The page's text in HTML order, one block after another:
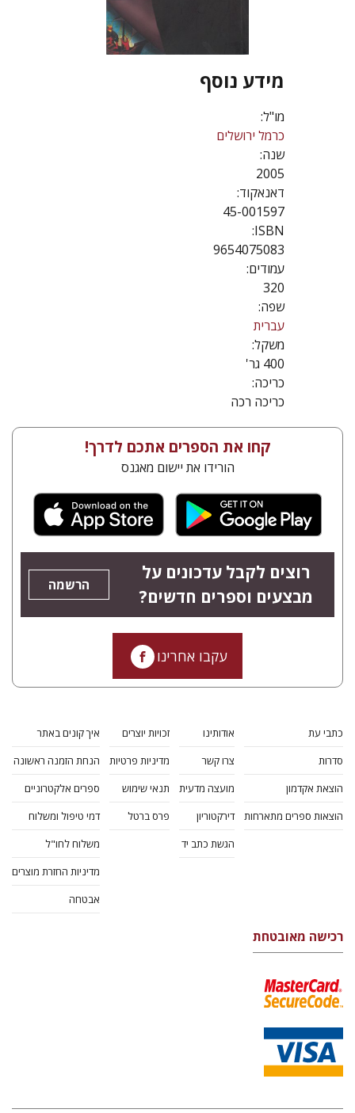
מידע נוסף
מו"ל:
כרמל ירושלים
שנה:
2005
דאנאקוד:
45-001597
ISBN:
9654075083
עמודים:
320
שפה:
עברית
משקל:
400 גר'
כריכה:
כריכה רכה
קחו את הספרים אתכם לדרך!
הורידו את יישום מאגנס
רוצים לקבל עדכונים על
מבצעים וספרים חדשים?
הרשמה
עקבו אחרינו
כתבי עת
סדרות
הוצאת אקדמון
הוצאות ספרים מתארחות
אודותינו
צרו קשר
מועצה מדעית
דירקטוריון
הגשת כתב יד
זכויות יוצרים
מדיניות פרטיות
תנאי שימוש
פרס ברטל
איך קונים באתר
הנחת הזמנה ראשונה
ספרים אלקטרוניים
דמי טיפול ומשלוח
משלוח לחו"ל
מדיניות החזרת מוצרים
אבטחה
רכישה מאובטחת